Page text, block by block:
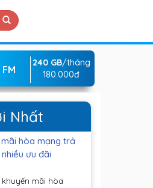
FM
240 GB/tháng
180.000đ
Nhất
hòa mạng trả
ưu đãi
mãi hòa